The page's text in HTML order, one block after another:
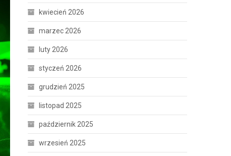
kwiecień 2026
marzec 2026
luty 2026
styczeń 2026
grudzień 2025
listopad 2025
październik 2025
wrzesień 2025